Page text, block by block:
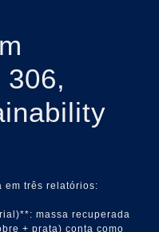
em três relatórios:
massa recuperada
+ prata) conta como